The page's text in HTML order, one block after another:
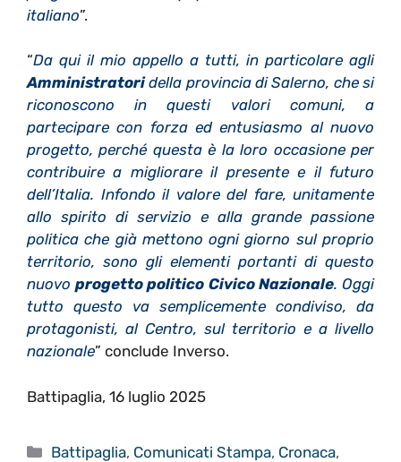
italiano”.
“Da qui il mio appello a tutti, in particolare agli
Amministratoridella provincia di Salerno, che si
riconoscono in questi valori comuni, a
partecipare con forza ed entusiasmo al nuovo
progetto, perché questa è la loro occasione per
contribuire a migliorare il presente e il futuro
dell’Italia. Infondo il valore del fare, unitamente
allo spirito di servizio e alla grande passione
politica che già mettono ogni giorno sul proprio
territorio, sono gli elementi portanti di questo
nuovo progetto politico Civico Nazionale. Oggi
tutto questo va semplicemente condiviso, da
protagonisti, al Centro, sul territorio e a livello
nazionale” conclude Inverso.
Battipaglia, 16 luglio 2025
Categorie
Battipaglia, Comunicati Stampa, Cronaca,